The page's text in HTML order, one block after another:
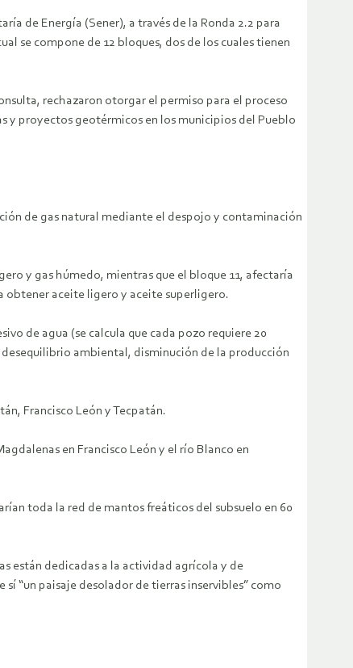
de Energía (Sener), a través de la Ronda 2.2 para
se compone de 12 bloques, dos de los cuales tienen
rechazaron otorgar el permiso para el proceso
y proyectos geotérmicos en los municipios del Pueblo
de gas natural mediante el despojo y contaminación
y gas húmedo, mientras que el bloque 11, afectaría
obtener aceite ligero y aceite superligero.
de agua (se calcula que cada pozo requiere 20
ambiental, disminución de la producción
Francisco León y Tecpatán.
en Francisco León y el río Blanco en
toda la red de mantos freáticos del subsuelo en 60
están dedicadas a la actividad agrícola y de
“un paisaje desolador de tierras inservibles” como